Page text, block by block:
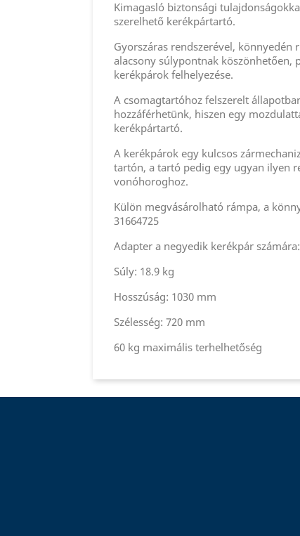
Kimagasló biztonsági
szerelhető kerékpártartó.
Gyorszáras rendszerével,
alacsony súlypontnak köszönhetően,
kerékpárok felhelyezése.
A csomagtartóhoz felszerelt
hozzáférhetünk, hiszen egy
kerékpártartó.
A kerékpárok egy kulcsos
tartón, a tartó pedig egy ugyan ilyen
vonóhoroghoz.
Külön megvásárolható rámpa, a
31664725
Adapter a negyedik kerékpár
Súly: 18.9 kg
Hosszúság: 1030 mm
Szélesség: 720 mm
60 kg maximális terhelhetőség